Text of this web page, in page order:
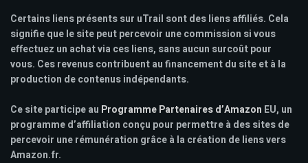
Certains liens présents sur uTrail sont des liens affiliés. Cela
signifie que le site peut percevoir une commission si vous
effectuez un achat via ces liens, sans aucun surcoût pour
vous. Ces revenus contribuent au financement du site et à la
production de contenus indépendants.
Ce site participe au Programme Partenaires d’Amazon EU, un
programme d’affiliation conçu pour permettre à des sites de
percevoir une rémunération grâce à la création de liens vers
Amazon.fr.